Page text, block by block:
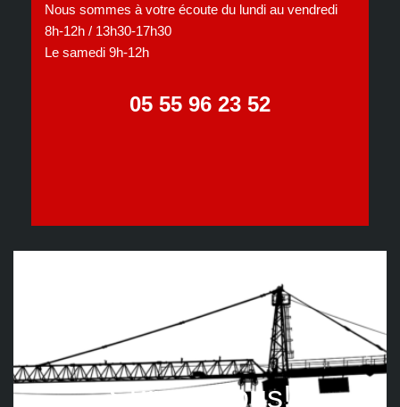
Nous sommes à votre écoute du lundi au vendredi
8h-12h / 13h30-17h30
Le samedi 9h-12h
05 55 96 23 52
Suivez nous!